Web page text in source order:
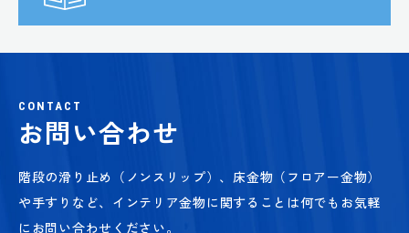
CONTACT
お問い合わせ
階段の滑り止め（ノンスリップ）、床金物（フロアー金物）
や手すりなど、 インテリア金物に関することは何でもお気軽
にお問い合わせください。